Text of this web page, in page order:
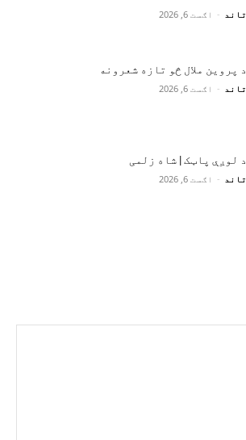
تاند - اګست 6, 2026
د پروین ملال څو تازه شعرونه
تاند - اګست 6, 2026
د لوږې پاټک | شاه زلمی
تاند - اګست 6, 2026